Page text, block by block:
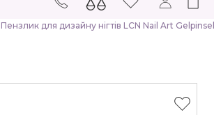
Пензлик для дизайну нігтів LCN Nail Art